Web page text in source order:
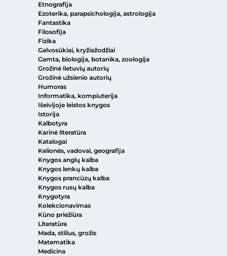
Etnografija
Ezoterika, parapsichologija, astrologija
Fantastika
Filosofija
Fizika
Galvosūkiai, kryžiažodžiai
Gamta, biologija, botanika, zoologija
Grožinė lietuvių autorių
Grožinė užsienio autorių
Humoras
Informatika, kompiuterija
Išeivijoje leistos knygos
Istorija
Kalbotyra
Karinė literatūra
Katalogai
Kelionės, vadovai, geografija
Knygos anglų kalba
Knygos lenkų kalba
Knygos prancūzų kalba
Knygos rusų kalba
Knygotyra
Kolekcionavimas
Kūno priežiūra
Literatūra
Mada, stilius, grožis
Matematika
Medicina